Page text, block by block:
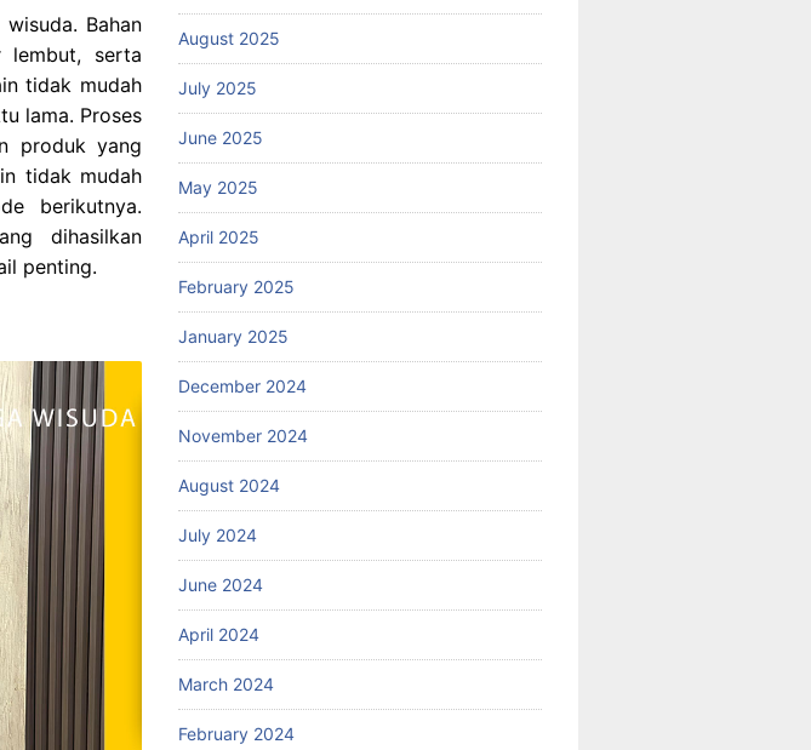
Bahan
lembut, serta
tidak mudah
lama. Proses
produk yang
tidak mudah
berikutnya.
dihasilkan
penting.
August 2025
July 2025
June 2025
May 2025
April 2025
February 2025
January 2025
December 2024
November 2024
August 2024
July 2024
June 2024
April 2024
March 2024
February 2024